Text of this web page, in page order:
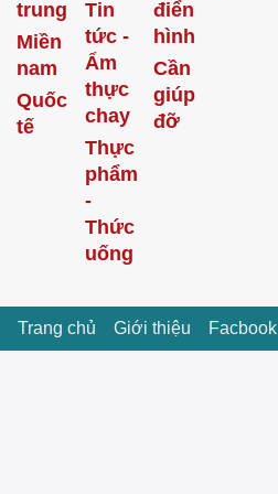
trung
Miền
nam
Quốc
tế
Tin
tức -
Ẩm
thực
chay
Thực
phẩm
-
Thức
uống
điển
hình
Cần
giúp
đỡ
Trang chủ Giới thiệu Facbook